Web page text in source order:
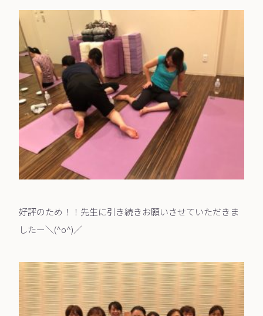
好評のため！！先生に引き続きお願いさせていただきま
したー＼(^o^)／